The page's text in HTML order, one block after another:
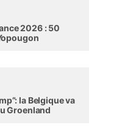
2026 : 50
la Belgique va
Groenland